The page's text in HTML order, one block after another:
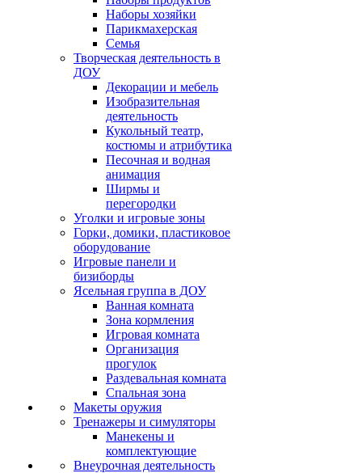
Наборы хозяйки
Парикмахерская
Семья
Творческая деятельность в
ДОУ
Декорации и мебель
Изобразительная
деятельность
Кукольный театр,
костюмы и атрибутика
Песочная и водная
анимация
Ширмы и
перегородки
Уголки и игровые зоны
Горки, домики, пластиковое
оборудование
Игровые панели и
бизиборды
Ясельная группа в ДОУ
Ванная комната
Зона кормления
Игровая комната
Организация
прогулок
Раздевальная комната
Спальная зона
Макеты оружия
Тренажеры и симуляторы
Манекены и
комплектующие
Внеурочная деятельность